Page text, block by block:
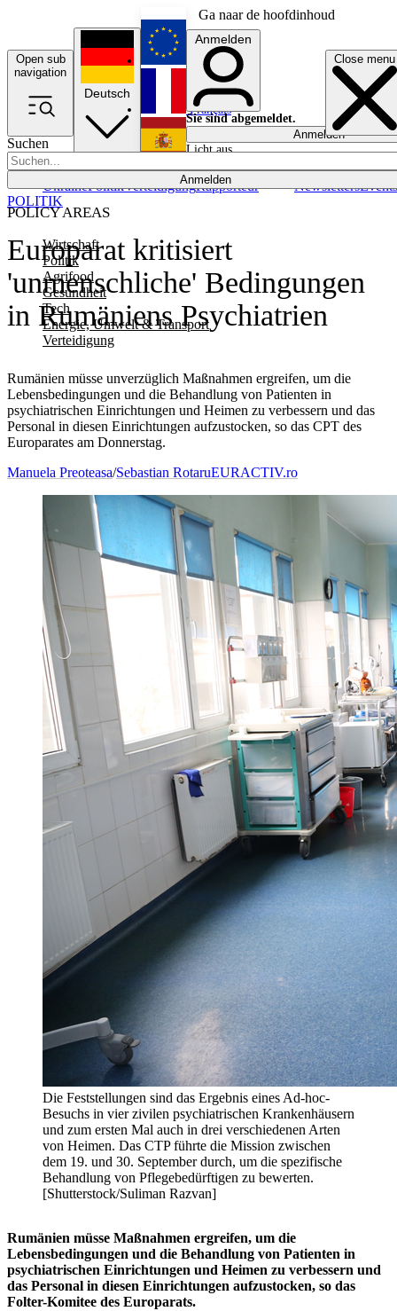
Ga naar de hoofdinhoud
Open sub
navigation
Close menu
Suchen
Anmelden
POLICY AREAS
Wirtschaft
Politik
Agrifood
Gesundheit
Tech
Energie, Umwelt & Transport
Verteidigung
UkrainePolitikVerteidigungRapporteur NewslettersEvents
Deutsch
English
Français
Anmelden
Sie sind abgemeldet.
Anmelden
Licht aus
Europarat kritisiert
'unmenschliche' Bedingungen
in Rumäniens Psychiatrien
Rumänien müsse unverzüglich Maßnahmen ergreifen, um die
Lebensbedingungen und die Behandlung von Patienten in
psychiatrischen Einrichtungen und Heimen zu verbessern und das
Personal in diesen Einrichtungen aufzustocken, so das CPT des
Europarates am Donnerstag.
POLITIK
Manuela Preoteasa/Sebastian RotaruEURACTIV.ro
Die Feststellungen sind das Ergebnis eines Ad-hoc-
Besuchs in vier zivilen psychiatrischen Krankenhäusern
und zum ersten Mal auch in drei verschiedenen Arten
von Heimen. Das CTP führte die Mission zwischen
dem 19. und 30. September durch, um die spezifische
Behandlung von Pflegebedürftigen zu bewerten.
[Shutterstock/Suliman Razvan]
Rumänien müsse Maßnahmen ergreifen, um die
Lebensbedingungen und die Behandlung von Patienten in
psychiatrischen Einrichtungen und Heimen zu verbessern und
das Personal in diesen Einrichtungen aufzustocken, so das
Folter-Komitee des Europarats.